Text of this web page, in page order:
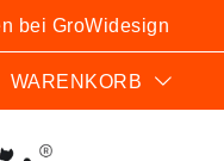
bei GroWidesign
WARENKORB